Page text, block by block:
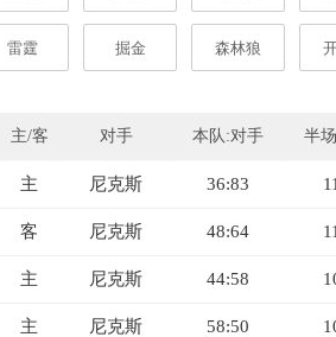
雷霆 掘金 森林狼
主/客 对手 本队:对手 半
主 尼克斯 36:83
客 尼克斯 48:64
主 尼克斯 44:58
主 尼克斯 58:50